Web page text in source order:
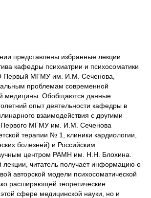
представлены избранные лекции
кафедры психиатрии и психосоматики
МГМУ им. И.М. Сеченова,
проблемам современной
медицины. Обобщаются данные
опыт деятельности кафедры в
взаимодействия с другими
Первого МГМУ им. И.М. Сеченова
терапии № 1, клиники кардиологии,
болезней) и Российским
центром РАМН им. Н.Н. Блохина.
лекции, читатель получает информацию о
авторской модели психосоматической
расширяющей теоретические
сфере медицинской науки, но и